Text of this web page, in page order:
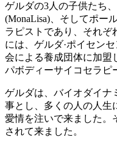
ゲルダの3人の子供たち
(MonaLisa)、そしてポー
ラピストであり、それぞ
には、ゲルダ·ポイセン
会による養成団体に加盟
パボディーサイコセラピ
ゲルダは、バイオダイナ
事とし、多くの人の人生
愛情を注いで来ました。
されて来ました。